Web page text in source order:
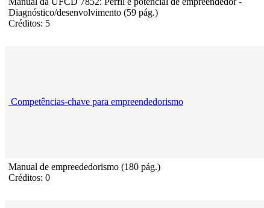
Diagnóstico/desenvolvimento (59 pág.)
Créditos: 5
Competências-chave para empreendedorismo
Manual de empreededorismo (180 pág.)
Créditos: 0